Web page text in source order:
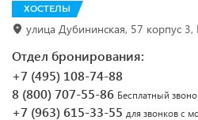
ХОСТЕЛЫ
улица Дубининская, 57 корпус
Отдел бронирования:
+7 (495) 108-74-88
8 (800) 707-55-86 Бесплатный
+7 (963) 615-33-55 для звонков с